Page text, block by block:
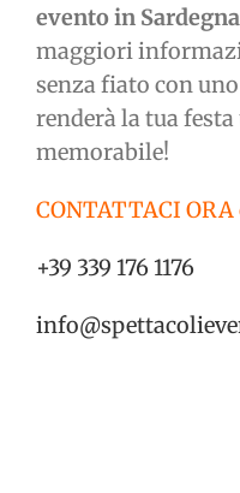
evento in Sardegna
maggiori
senza fiato con
renderà la tua festa
memorabile!
CONTATTACI ORA
+39 339 176 1176